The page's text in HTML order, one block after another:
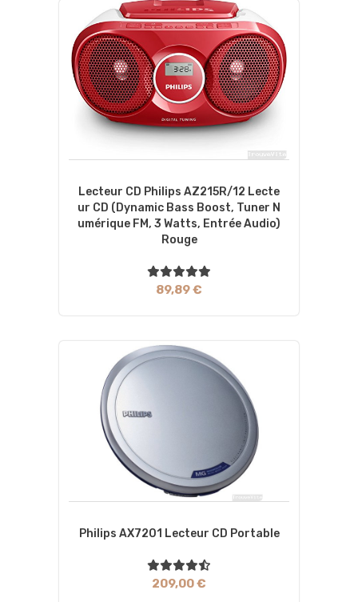
Lecteur CD Philips AZ215R/12 Lecte
Ur CD (Dynamic Bass Boost, Tuner N
Umérique FM, 3 Watts, Entrée Audio)
Rouge
89,89 €
Philips AX7201 Lecteur CD Portable
209,00 €